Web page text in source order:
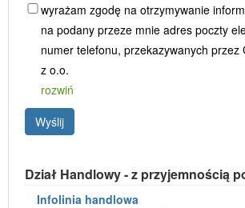
wyrażam zgodę na otrzymywanie
na podany przeze mnie adres poczty
numer telefonu, przekazywanych przez
z o.o.
rozwiń
Wyślij
Dział Handlowy - z przyjemnością
Infolinia handlowa